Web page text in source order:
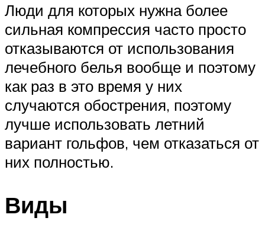
Люди для которых нужна более
сильная компрессия часто просто
отказываются от использования
лечебного белья вообще и поэтому
как раз в это время у них
случаются обострения, поэтому
лучше использовать летний
вариант гольфов, чем отказаться от
них полностью.
Виды